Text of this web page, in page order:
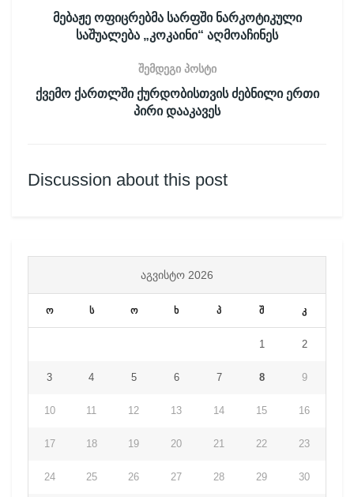
მებაჟე ოფიცრებმა სარფში ნარკოტიკული
საშუალება „კოკაინი“ აღმოაჩინეს
შემდეგი პოსტი
ქვემო ქართლში ქურდობისთვის ძებნილი ერთი
პირი დააკავეს
Discussion about this post
ᲐᲒᲕᲘᲡᲢᲝ 2026
ო ს ო ხ პ შ კ
1 2
3 4 5 6 7 8 9
10 11 12 13 14 15 16
17 18 19 20 21 22 23
24 25 26 27 28 29 30